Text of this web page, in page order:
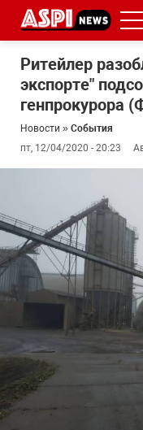
Ритейлер
экспорте"
генпрокурора
Новости » События
пт, 12/04/2020 - 20:23
корупцією